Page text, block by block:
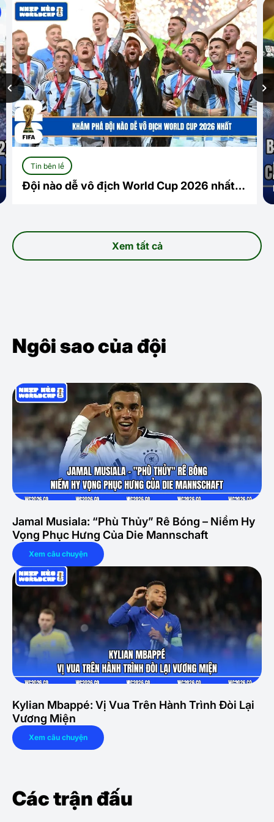
Xem tất cả
Tin bên lề
Đội nào dễ vô địch World Cup 2026 nhất?
Ngôi sao của đội
Jamal Musiala: “Phù Thủy” Rê Bóng – Niềm Hy
Vọng Phục Hưng Của Die Mannschaft
Xem câu chuyện
Kylian Mbappé: Vị Vua Trên Hành Trình Đòi Lại
Vương Miện
Xem câu chuyện
Các trận đấu